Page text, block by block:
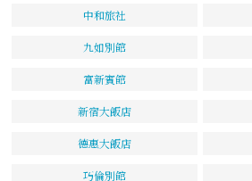
中和旅社
九如別館
富新賓館
新宿大飯店
德惠大飯店
巧倫別館